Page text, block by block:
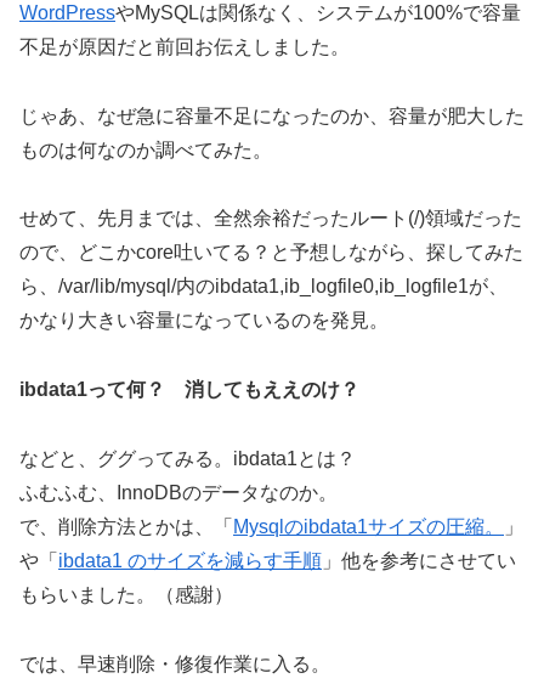
WordPressやMySQLは関係なく、システムが100%で容量
不足が原因だと前回お伝えしました。
じゃあ、なぜ急に容量不足になったのか、容量が肥大した
ものは何なのか調べてみた。
せめて、先月までは、全然余裕だったルート(/)領域だった
ので、どこかcore吐いてる？と予想しながら、探してみた
ら、/var/lib/mysql/内のibdata1,ib_logfile0,ib_logfile1が、
かなり大きい容量になっているのを発見。
ibdata1って何？ 消してもええのけ？
などと、ググってみる。ibdata1とは？
ふむふむ、InnoDBのデータなのか。
で、削除方法とかは、「 Mysqlのibdata1サイズの圧縮。
」
や「 ibdata1 のサイズを減らす手順 」他を参考にさせてい
もらいました。（感謝）
では、早速削除・修復作業に入る。